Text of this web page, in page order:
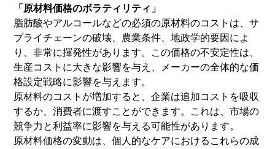
「原材料価格のボラティリティ」
脂肪酸やアルコールなどの必須の原材料のコストは、サ
プライチェーンの破壊、農業条件、地政学的要因によ
り、非常に揮発性があります。この価格の不安定性は、
生産コストに大きな影響を与え、メーカーの全体的な価
格設定戦略に影響を与えます。
原材料のコストが増加すると、企業は追加コストを吸収
するか、消費者に渡すことができます。これは、市場の
競争力と利益率に影響を与える可能性があります。
原材料価格の変動は、個人的なケアにおけるこれらの成